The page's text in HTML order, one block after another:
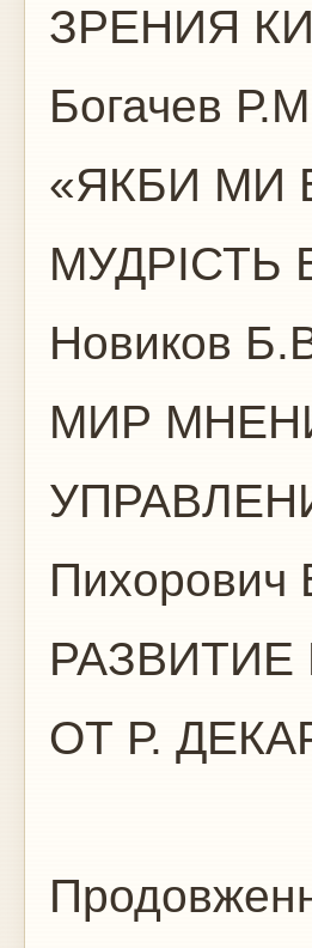
ЗРЕНИЯ
Богачев
«ЯКБИ МИ
МУДРІСТЬ
Новиков
МИР
Пихорович
ОТ Р.